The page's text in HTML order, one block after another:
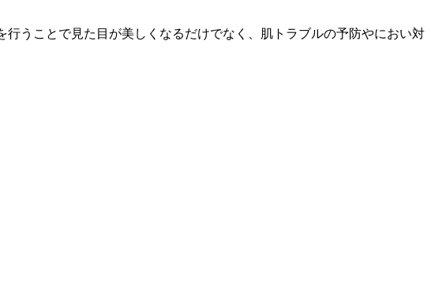
うことで見た目が美しくなるだけでなく、肌トラブルの予防やにおい対